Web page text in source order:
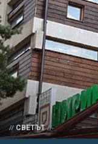
СВЕТЪТ